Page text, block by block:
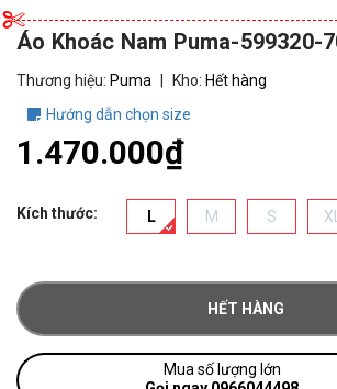
Áo Khoác Nam Puma-599320-
Thương hiệu: Puma Kho: Hết hàng
Hướng dẫn chọn size
1.470.000₫
Kích thước: L M S XL
HẾT HÀNG
Mua số lượng lớn